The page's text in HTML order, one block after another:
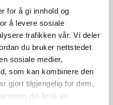
for å gi innhold og
å levere sosiale
trafikken vår. Vi deler
du bruker nettstedet
sosiale medier,
som kan kombinere den
gjort tilgjengelig for dem,
din bruk av
stål –